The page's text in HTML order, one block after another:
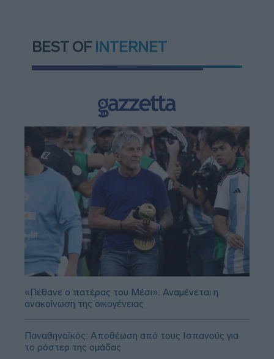
BEST OF INTERNET
«Πέθανε ο πατέρας του Μέσι»: Αναμένεται η
ανακοίνωση της οικογένειας
Παναθηναϊκός: Αποθέωση από τους Ισπανούς για
το ρόστερ της ομάδας